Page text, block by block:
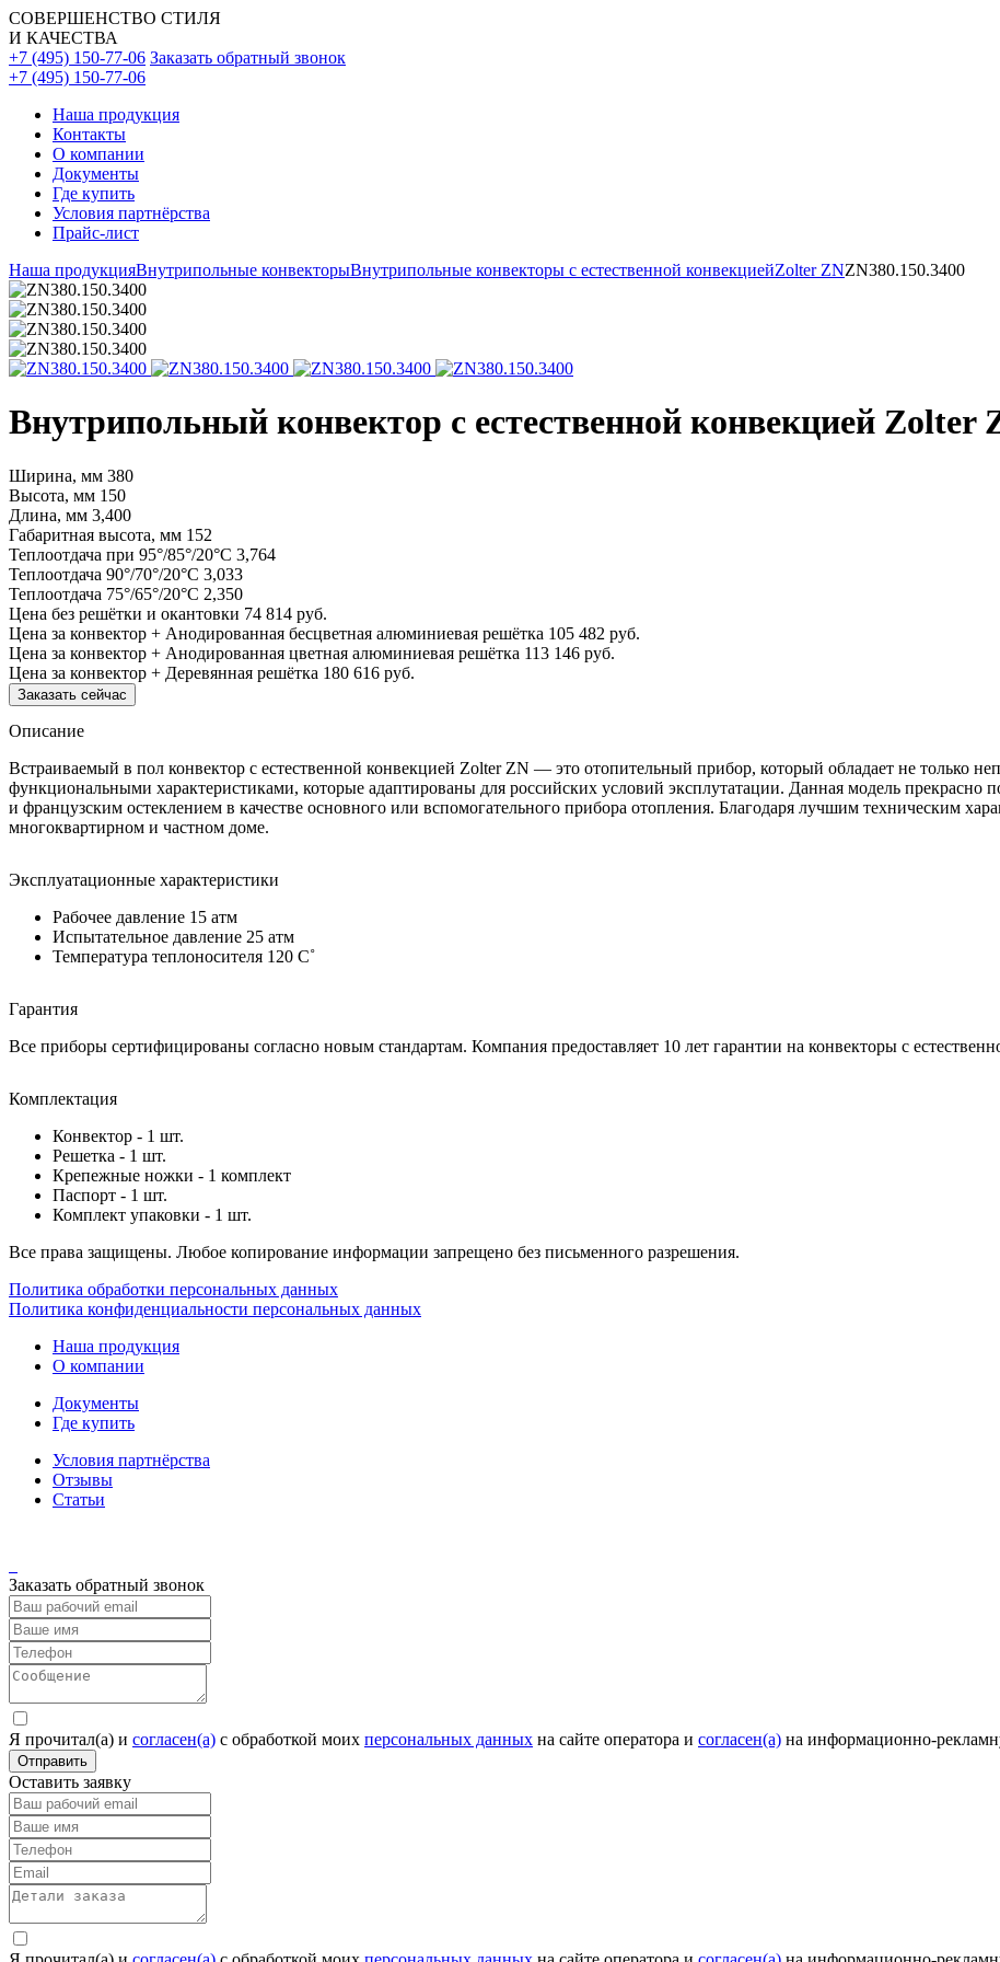
СОВЕРШЕНСТВО СТИЛЯ
И КАЧЕСТВА
+7 (495) 150-77-06 Заказать обратный звонок
+7 (495) 150-77-06
Наша продукция
Контакты
О компании
Документы
Где купить
Условия партнёрства
Прайс-лист
Наша продукцияВнутрипольные конвекторыВнутрипольные конвекторы с естественной конвекциейZolter ZNZN380.150.3400
Внутрипольный конвектор с естественной конвекцией Zolter
Ширина, мм 380
Высота, мм 150
Длина, мм 3,400
Габаритная высота, мм 152
Теплоотдача при 95°/85°/20°С 3,764
Теплоотдача 90°/70°/20°С 3,033
Теплоотдача 75°/65°/20°С 2,350
Цена без решётки и окантовки 74 814 руб.
Цена за конвектор + Анодированная бесцветная алюминиевая решётка 105 482 руб.
Цена за конвектор + Анодированная цветная алюминиевая решётка 113 146 руб.
Цена за конвектор + Деревянная решётка 180 616 руб.
Заказать сейчас
Описание
Встраиваемый в пол конвектор с естественной конвекцией Zolter ZN — это отопительный прибор, который обладает не только
функциональными характеристиками, которые адаптированы для российских условий эксплутатации. Данная модель
и французским остеклением в качестве основного или вспомогательного прибора отопления. Благодаря лучшим техническим
многоквартирном и частном доме.
Эксплуатационные характеристики
Рабочее давление 15 атм
Испытательное давление 25 атм
Температура теплоносителя 120 C˚
Гарантия
Все приборы сертифицированы согласно новым стандартам. Компания предоставляет 10 лет гарантии на конвекторы с
Комплектация
Конвектор - 1 шт.
Решетка - 1 шт.
Крепежные ножки - 1 комплект
Паспорт - 1 шт.
Комплект упаковки - 1 шт.
Все права защищены. Любое копирование информации запрещено без письменного разрешения.
Политика обработки персональных данных
Политика конфиденциальности персональных данных
Наша продукция
О компании
Документы
Где купить
Условия партнёрства
Отзывы
Статьи
Заказать обратный звонок
Я прочитал(а) и согласен(а) c обработкой моих персональных данных на сайте оператора и согласен(а) на информационно-
Отправить
Оставить заявку